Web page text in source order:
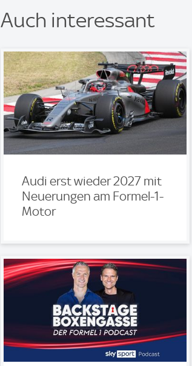
Auch interessant
Audi erst wieder 2027 mit
Neuerungen am Formel-1-
Motor